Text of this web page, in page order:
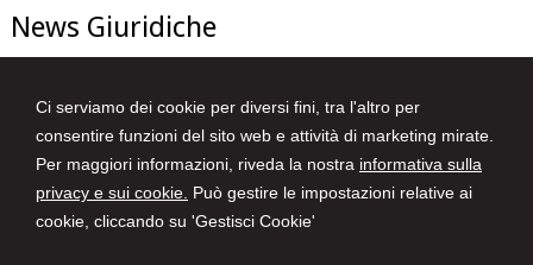
Ci serviamo dei cookie per diversi fini, tra l'altro per
consentire funzioni del sito web e attività di marketing mirate.
Per maggiori informazioni, riveda la nostra informativa sulla
privacy e sui cookie. Può gestire le impostazioni relative ai
cookie, cliccando su 'Gestisci Cookie'
News Giuridiche
L'AI che hai spento non è sparita
08/08/2026
Diritto di difesa e segretezza delle indagini nell'ecosistema
investigativo digitale